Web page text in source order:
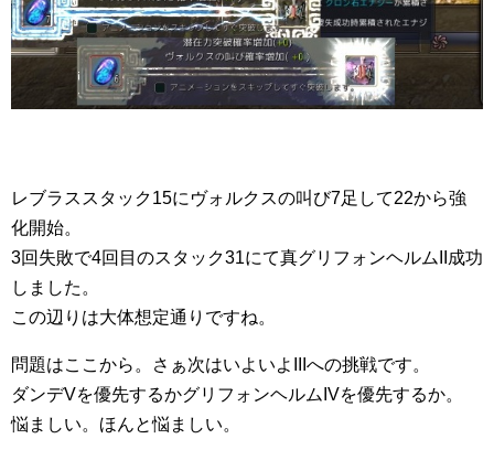
レブラススタック15にヴォルクスの叫び7足して22から強
化開始。
3回失敗で4回目のスタック31にて真グリフォンヘルムII成功
しました。
この辺りは大体想定通りですね。
問題はここから。さぁ次はいよいよIIIへの挑戦です。
ダンデVを優先するかグリフォンヘルムIVを優先するか。
悩ましい。ほんと悩ましい。